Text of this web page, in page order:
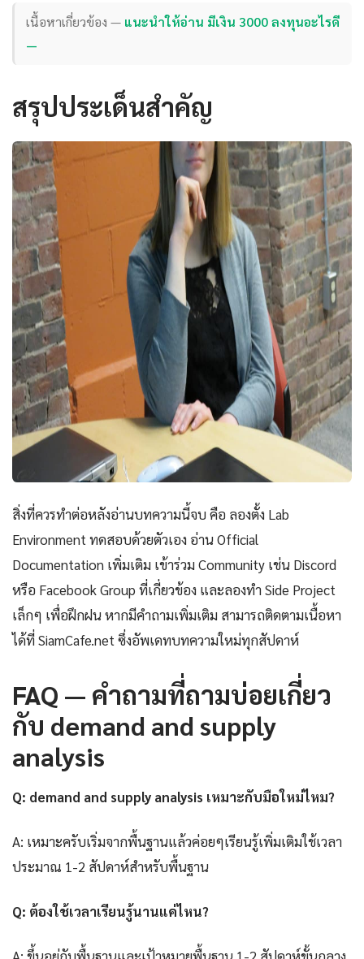
เนื้อหาเกี่ยวข้อง — แนะนำให้อ่าน มีเงิน 3000 ลงทุนอะไรดี
—
สรุปประเด็นสำคัญ
สิ่งที่ควรทำต่อหลังอ่านบทความนี้จบ คือ ลองตั้ง Lab
Environment ทดสอบด้วยตัวเอง อ่าน Official
Documentation เพิ่มเติม เข้าร่วม Community เช่น Discord
หรือ Facebook Group ที่เกี่ยวข้อง และลองทำ Side Project
เล็กๆ เพื่อฝึกฝน หากมีคำถามเพิ่มเติม สามารถติดตามเนื้อหา
ได้ที่ SiamCafe.net ซึ่งอัพเดทบทความใหม่ทุกสัปดาห์
FAQ — คำถามที่ถามบ่อยเกี่ยว
กับ demand and supply
analysis
Q: demand and supply analysis เหมาะกับมือใหม่ไหม?
A: เหมาะครับเริ่มจากพื้นฐานแล้วค่อยๆเรียนรู้เพิ่มเติมใช้เวลา
ประมาณ 1-2 สัปดาห์สำหรับพื้นฐาน
Q: ต้องใช้เวลาเรียนรู้นานแค่ไหน?